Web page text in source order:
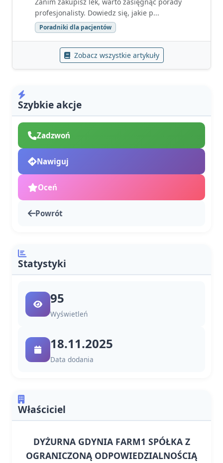
profesjonalisty. Dowiedz się, jakie p...
Poradniki dla pacjentów
Zobacz wszystkie artykuły
Szybkie akcje
Zadzwoń
Nawiguj
Oceń
Powrót
Statystyki
95
Wyświetleń
18.11.2025
Data dodania
Właściciel
DYŻURNA GDYNIA FARM1 SPÓŁKA Z
OGRANICZONĄ ODPOWIEDZIALNOŚCIĄ